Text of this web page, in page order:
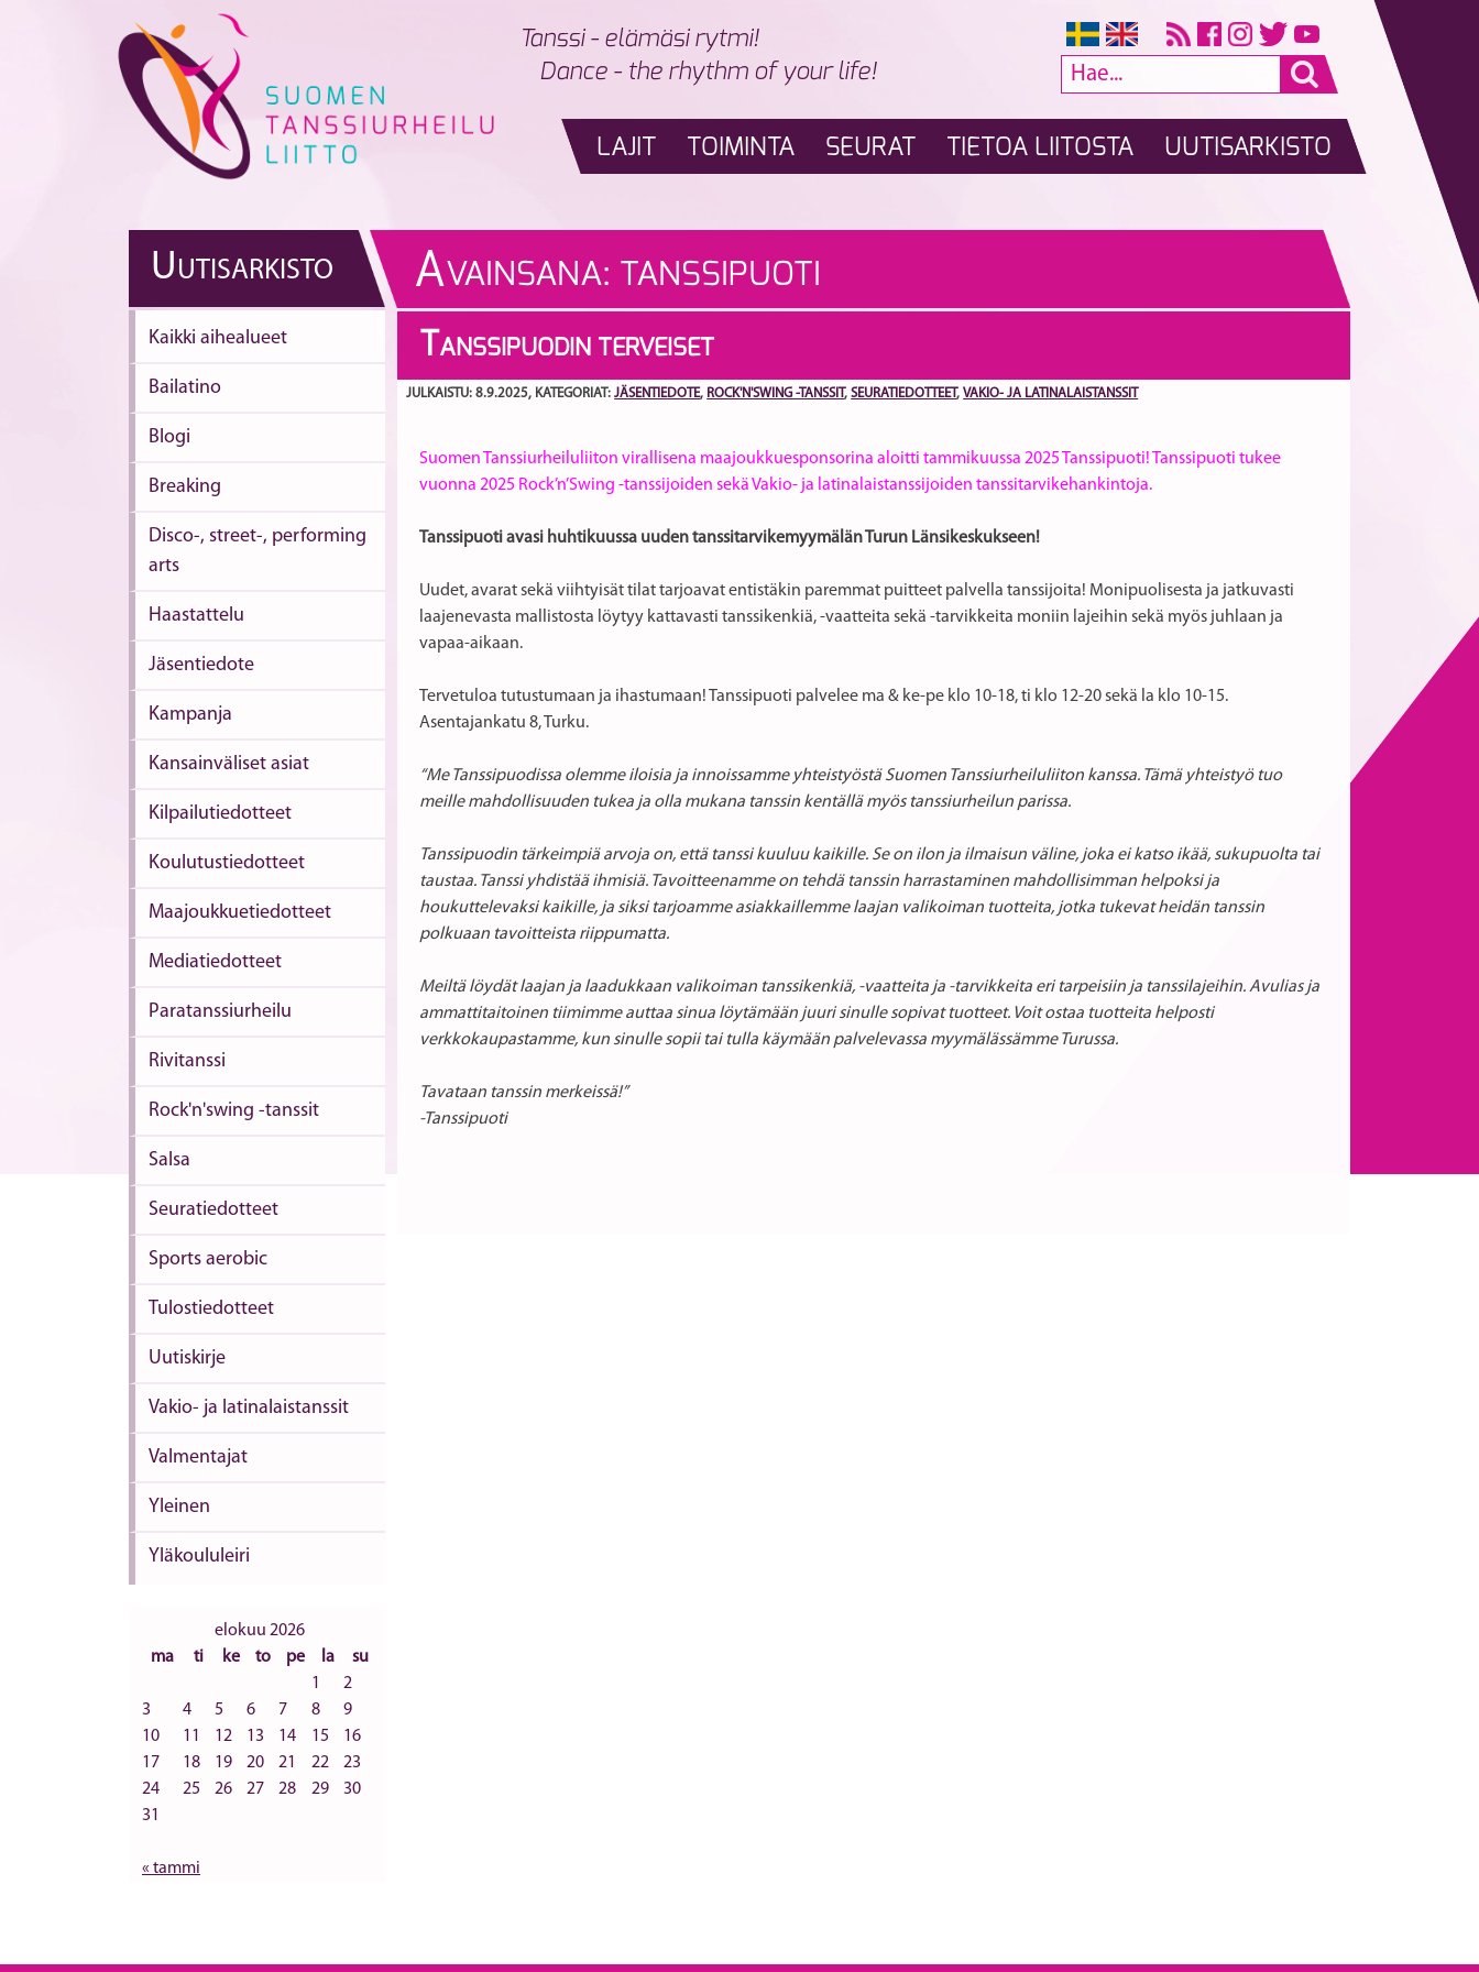
Tanssi - elämäsi rytmi!
Dance - the rhythm of your life!
LAJIT TOIMINTA SEURAT TIETOA LIITOSTA UUTISARKISTO
UUTISARKISTO
Kaikki aihealueet
Bailatino
Blogi
Breaking
Disco-, street-, performing
arts
Haastattelu
Jäsentiedote
Kampanja
Kansainväliset asiat
Kilpailutiedotteet
Koulutustiedotteet
Maajoukkuetiedotteet
Mediatiedotteet
Paratanssiurheilu
Rivitanssi
Rock'n'swing -tanssit
Salsa
Seuratiedotteet
Sports aerobic
Tulostiedotteet
Uutiskirje
Vakio- ja latinalaistanssit
Valmentajat
Yleinen
Yläkoululeiri
elokuu 2026
ma
ti ke to pe la
su
1
2
3
4 5 6 7 8
9
10
11 12 13 14 15
16
17
18 19 20 21 22
23
24
25 26 27 28 29
30
31
« tammi
AVAINSANA: TANSSIPUOTI
TANSSIPUODIN TERVEISET
JULKAISTU: 8.9.2025, KATEGORIAT:JÄSENTIEDOTE, ROCK'N'SWING -TANSSIT,SEURATIEDOTTEET,VAKIO- JA LATINALAISTANSSIT
Suomen Tanssiurheiluliiton virallisena maajoukkuesponsorina aloitti tammikuussa 2025 Tanssipuoti! Tanssipuoti tukee
vuonna 2025 Rock’n’Swing -tanssijoiden sekä Vakio- ja latinalaistanssijoiden tanssitarvikehankintoja.
Tanssipuoti avasi huhtikuussa uuden tanssitarvikemyymälän Turun Länsikeskukseen!
Uudet, avarat sekä viihtyisät tilat tarjoavat entistäkin paremmat puitteet palvella tanssijoita! Monipuolisesta ja jatkuvasti
laajenevasta mallistosta löytyy kattavasti tanssikenkiä, -vaatteita sekä -tarvikkeita moniin lajeihin sekä myös juhlaan ja
vapaa-aikaan.
Tervetuloa tutustumaan ja ihastumaan! Tanssipuoti palvelee ma & ke-pe klo 10-18, ti klo 12-20 sekä la klo 10-15.
Asentajankatu 8, Turku.
“Me Tanssipuodissa olemme iloisia ja innoissamme yhteistyöstä Suomen Tanssiurheiluliiton kanssa. Tämä yhteistyö tuo
meille mahdollisuuden tukea ja olla mukana tanssin kentällä myös tanssiurheilun parissa.
Tanssipuodin tärkeimpiä arvoja on, että tanssi kuuluu kaikille. Se on ilon ja ilmaisun väline, joka ei katso ikää, sukupuolta tai
taustaa. Tanssi yhdistää ihmisiä. Tavoitteenamme on tehdä tanssin harrastaminen mahdollisimman helpoksi ja
houkuttelevaksi kaikille, ja siksi tarjoamme asiakkaillemme laajan valikoiman tuotteita, jotka tukevat heidän tanssin
polkuaan tavoitteista riippumatta.
Meiltä löydät laajan ja laadukkaan valikoiman tanssikenkiä, -vaatteita ja -tarvikkeita eri tarpeisiin ja tanssilajeihin. Avulias ja
ammattitaitoinen tiimimme auttaa sinua löytämään juuri sinulle sopivat tuotteet. Voit ostaa tuotteita helposti
verkkokaupastamme, kun sinulle sopii tai tulla käymään palvelevassa myymälässämme Turussa.
Tavataan tanssin merkeissä!”
-Tanssipuoti